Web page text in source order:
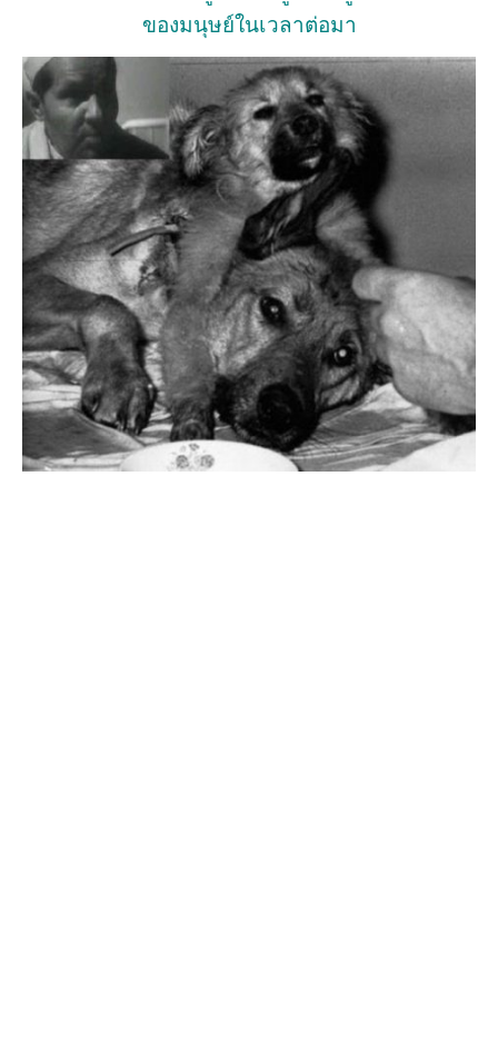
ของมนุษย์ในเวลาต่อมา